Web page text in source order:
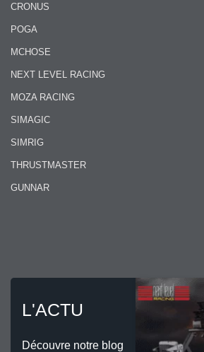
CRONUS
POGA
MCHOSE
NEXT LEVEL RACING
MOZA RACING
SIMAGIC
SIMRIG
THRUSTMASTER
GUNNAR
L'ACTU
Découvre notre blog